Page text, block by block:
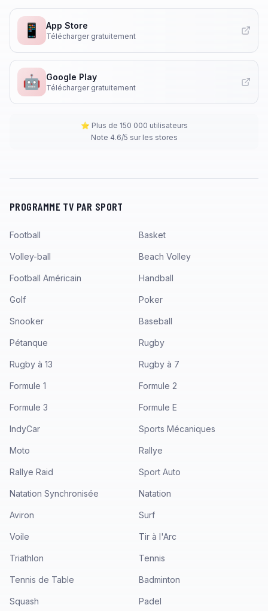
📱 App Store
Télécharger gratuitement
🤖 Google Play
Télécharger gratuitement
⭐ Plus de 150 000 utilisateurs
Note 4.6/5 sur les stores
PROGRAMME TV PAR SPORT
Football Basket
Volley-ball Beach Volley
Football Américain Handball
Golf Poker
Snooker Baseball
Pétanque Rugby
Rugby à 13 Rugby à 7
Formule 1 Formule 2
Formule 3 Formule E
IndyCar Sports Mécaniques
Moto Rallye
Rallye Raid Sport Auto
Natation Synchronisée Natation
Aviron Surf
Voile Tir à l'Arc
Triathlon Tennis
Tennis de Table Badminton
Squash Padel